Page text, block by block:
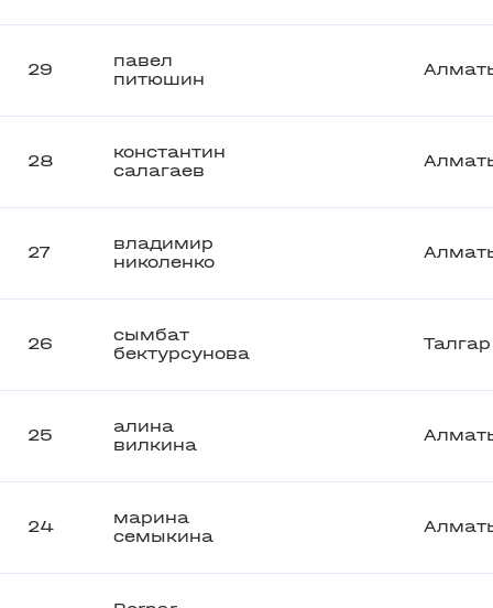
29
павел
питюшин
28
константин
салагаев
27
владимир
николенко
26
сымбат
бектурсунова
Талгар
25
алина
вилкина
24
марина
семыкина